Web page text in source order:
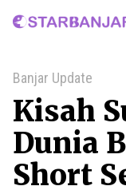
Home
Banjar Update
Kisah
Dunia
Short